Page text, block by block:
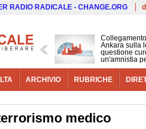
RADIO RADICALE - CHANGE.ORG
Ankara sulla
questione
un'amnistia
ARCHIVIO RUBRICHE
medico